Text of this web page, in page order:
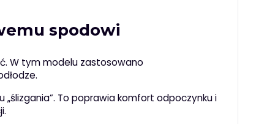
spodowi
W tym modelu zastosowano
To poprawia komfort odpoczynku i